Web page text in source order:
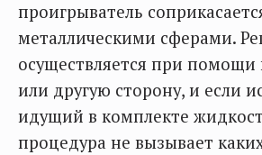
проигрыватель
металлическими сферами.
осуществляется при помощи
или другую сторону, и если
идущий в комплекте
процедура не вызывает